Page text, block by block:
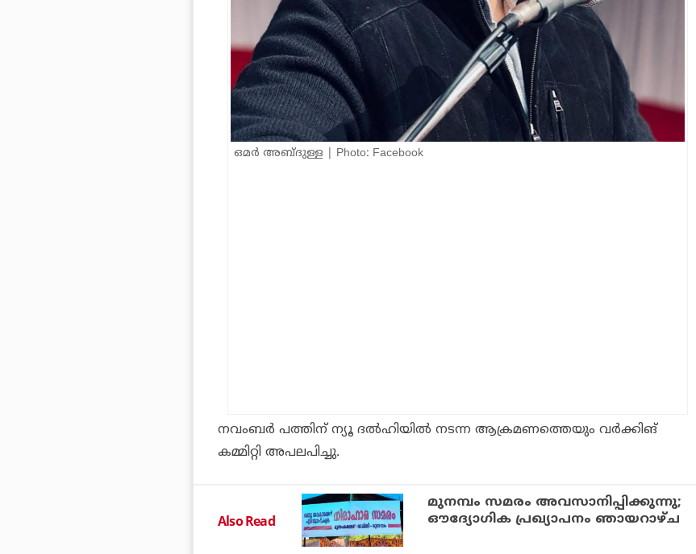
ഒമര്‍ അബ്ദുള്ള | Photo: Facebook
നവംബര്‍ പത്തിന് ന്യൂ ദല്‍ഹിയില്‍ നടന്ന ആക്രമണത്തെയും വര്‍ക്കിങ്
കമ്മിറ്റി അപലപിച്ചു.
Also Read
മുനമ്പം സമരം അവസാനിപ്പിക്കുന്നു;
ഔദ്യോഗിക പ്രഖ്യാപനം ഞായറാഴ്ച